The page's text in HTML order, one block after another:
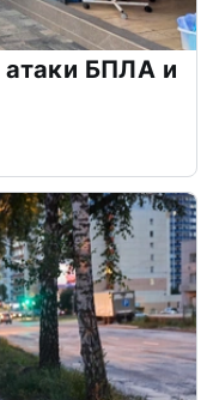
атаки БПЛА и